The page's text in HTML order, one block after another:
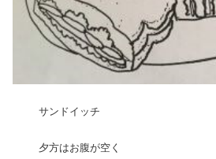
サンドイッチ
夕方はお腹が空く